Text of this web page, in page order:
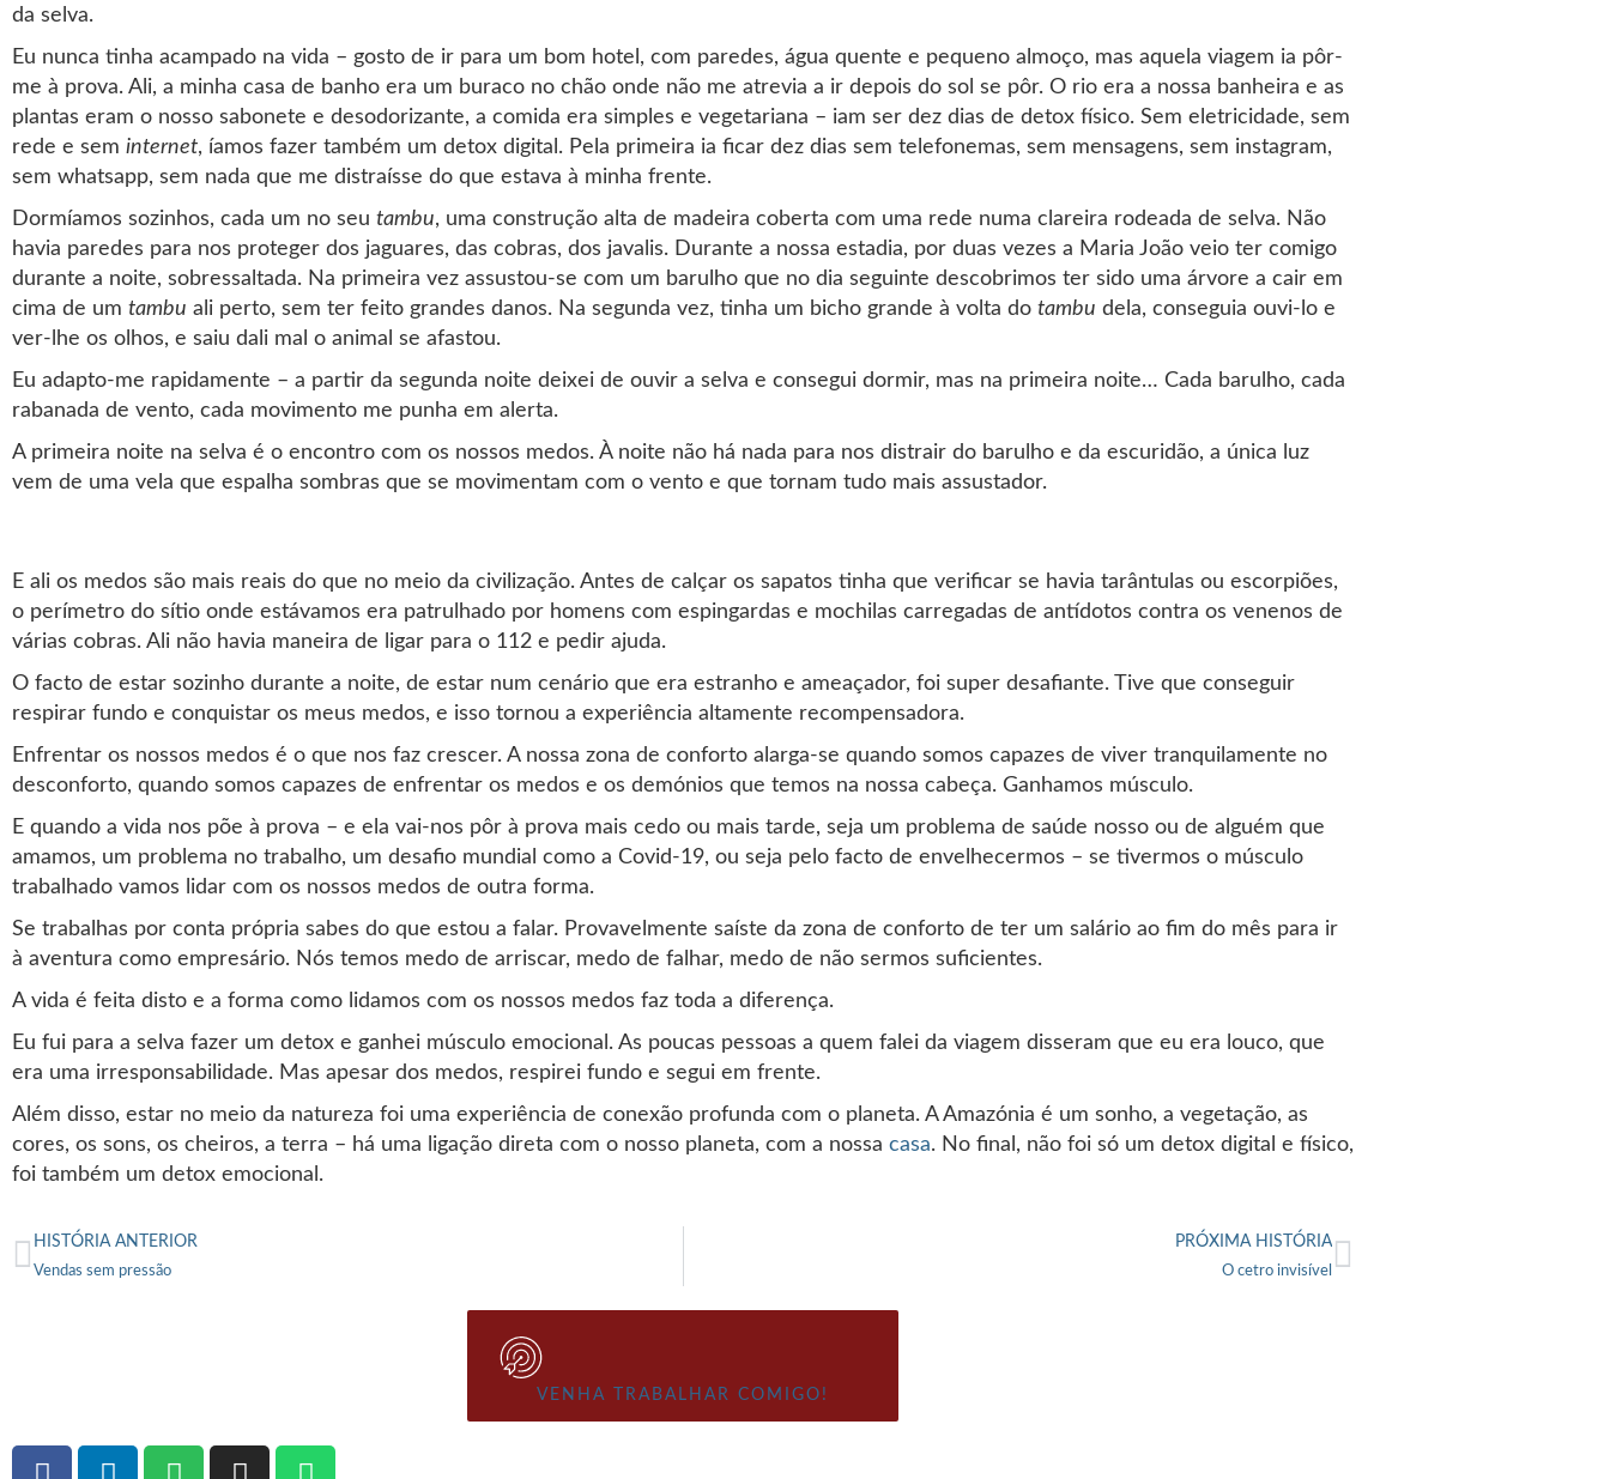
da selva.
Eu nunca tinha acampado na vida – gosto de ir para um bom hotel, com paredes, água quente e pequeno almoço, mas aquela viagem ia pôr-
me à prova. Ali, a minha casa de banho era um buraco no chão onde não me atrevia a ir depois do sol se pôr. O rio era a nossa banheira e as
plantas eram o nosso sabonete e desodorizante, a comida era simples e vegetariana – iam ser dez dias de detox físico. Sem eletricidade, sem
rede e sem internet, íamos fazer também um detox digital. Pela primeira ia ficar dez dias sem telefonemas, sem mensagens, sem instagram,
sem whatsapp, sem nada que me distraísse do que estava à minha frente.
Dormíamos sozinhos, cada um no seu tambu, uma construção alta de madeira coberta com uma rede numa clareira rodeada de selva. Não
havia paredes para nos proteger dos jaguares, das cobras, dos javalis. Durante a nossa estadia, por duas vezes a Maria João veio ter comigo
durante a noite, sobressaltada. Na primeira vez assustou-se com um barulho que no dia seguinte descobrimos ter sido uma árvore a cair em
cima de um tambu ali perto, sem ter feito grandes danos. Na segunda vez, tinha um bicho grande à volta do tambu dela, conseguia ouvi-lo e
ver-lhe os olhos, e saiu dali mal o animal se afastou.
Eu adapto-me rapidamente – a partir da segunda noite deixei de ouvir a selva e consegui dormir, mas na primeira noite… Cada barulho, cada
rabanada de vento, cada movimento me punha em alerta.
A primeira noite na selva é o encontro com os nossos medos. À noite não há nada para nos distrair do barulho e da escuridão, a única luz
vem de uma vela que espalha sombras que se movimentam com o vento e que tornam tudo mais assustador.
E ali os medos são mais reais do que no meio da civilização. Antes de calçar os sapatos tinha que verificar se havia tarântulas ou escorpiões,
o perímetro do sítio onde estávamos era patrulhado por homens com espingardas e mochilas carregadas de antídotos contra os venenos de
várias cobras. Ali não havia maneira de ligar para o 112 e pedir ajuda.
O facto de estar sozinho durante a noite, de estar num cenário que era estranho e ameaçador, foi super desafiante. Tive que conseguir
respirar fundo e conquistar os meus medos, e isso tornou a experiência altamente recompensadora.
Enfrentar os nossos medos é o que nos faz crescer. A nossa zona de conforto alarga-se quando somos capazes de viver tranquilamente no
desconforto, quando somos capazes de enfrentar os medos e os demónios que temos na nossa cabeça. Ganhamos músculo.
E quando a vida nos põe à prova – e ela vai-nos pôr à prova mais cedo ou mais tarde, seja um problema de saúde nosso ou de alguém que
amamos, um problema no trabalho, um desafio mundial como a Covid-19, ou seja pelo facto de envelhecermos – se tivermos o músculo
trabalhado vamos lidar com os nossos medos de outra forma.
Se trabalhas por conta própria sabes do que estou a falar. Provavelmente saíste da zona de conforto de ter um salário ao fim do mês para ir
à aventura como empresário. Nós temos medo de arriscar, medo de falhar, medo de não sermos suficientes.
A vida é feita disto e a forma como lidamos com os nossos medos faz toda a diferença.
Eu fui para a selva fazer um detox e ganhei músculo emocional. As poucas pessoas a quem falei da viagem disseram que eu era louco, que
era uma irresponsabilidade. Mas apesar dos medos, respirei fundo e segui em frente.
Além disso, estar no meio da natureza foi uma experiência de conexão profunda com o planeta. A Amazónia é um sonho, a vegetação, as
cores, os sons, os cheiros, a terra – há uma ligação direta com o nosso planeta, com a nossa casa. No final, não foi só um detox digital e físico,
foi também um detox emocional.
HISTÓRIA ANTERIOR
Vendas sem pressão
PRÓXIMA HISTÓRIA
O cetro invisível
VENHA TRABALHAR COMIGO!